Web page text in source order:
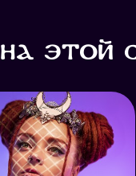
этой